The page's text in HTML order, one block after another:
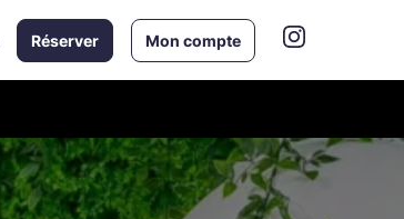
Réserver Mon compte